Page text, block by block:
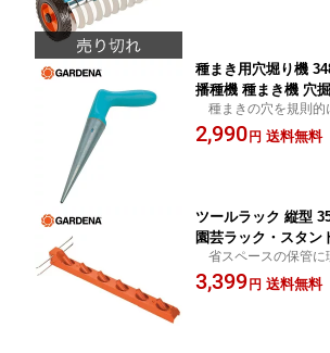
種まき用穴堀り機
播種機 種まき機 穴
RDENA 【送料無料
種まきの穴を規則的
適 送料無料
2,990円 送料無料
ツールラック 縦型
園芸ラック・スタン
サリ 壁掛けフック
【送料無料】
省スペースの保管に
ダー 送料無料
3,399円 送料無料